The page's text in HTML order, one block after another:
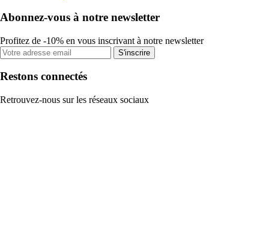
Abonnez-vous à notre newsletter
Profitez de -10% en vous inscrivant à notre newsletter
S'inscrire
Restons connectés
Retrouvez-nous sur les réseaux sociaux